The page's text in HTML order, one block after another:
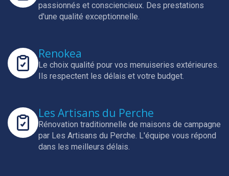
passionnés et consciencieux. Des prestations
d'une qualité exceptionnelle.
Renokea
Le choix qualité pour vos menuiseries extérieures.
Ils respectent les délais et votre budget.
Les Artisans du Perche
Rénovation traditionnelle de maisons de campagne
par Les Artisans du Perche. L'équipe vous répond
dans les meilleurs délais.